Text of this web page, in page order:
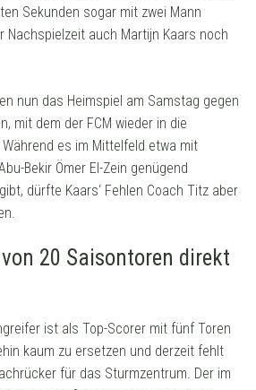
Sekunden sogar mit zwei Mann
Nachspielzeit auch Martijn Kaars noch
nun das Heimspiel am Samstag gegen
mit dem der FCM wieder in die
es im Mittelfeld etwa mit
Bekir Ömer El-Zein genügend
dürfte Kaars‘ Fehlen Coach Titz aber
20 Saisontoren direkt
ist als Top-Scorer mit fünf Toren
kaum zu ersetzen und derzeit fehlt
für das Sturmzentrum. Der im